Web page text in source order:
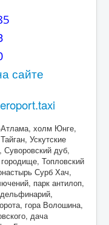
сайте
холм Юнге,
Ускутские
дуб,
Топловский
Сурб Хач,
парк антилоп,
гора Волошина,
дача